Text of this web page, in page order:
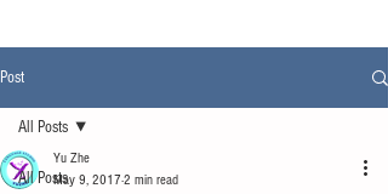
Post
All Posts
All Posts
Yu Zhe
May 9, 2017 2 min read